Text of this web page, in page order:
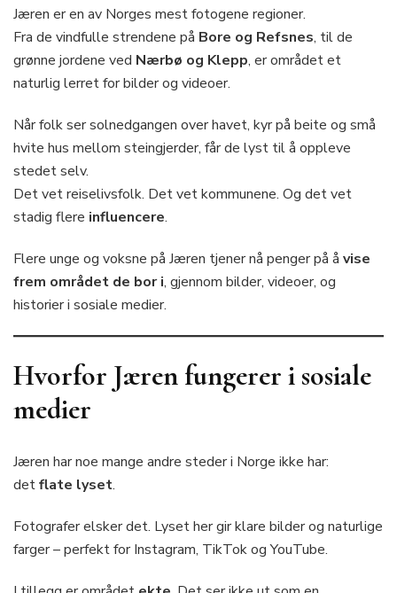
Jæren er en av Norges mest fotogene regioner.
Fra de vindfulle strendene på Bore og Refsnes, til de
grønne jordene ved Nærbø og Klepp, er området et
naturlig lerret for bilder og videoer.
Når folk ser solnedgangen over havet, kyr på beite og små
hvite hus mellom steingjerder, får de lyst til å oppleve
stedet selv.
Det vet reiselivsfolk. Det vet kommunene. Og det vet
stadig flere influencere.
Flere unge og voksne på Jæren tjener nå penger på å vise
frem området de bor i, gjennom bilder, videoer, og
historier i sosiale medier.
Hvorfor Jæren fungerer i sosiale
medier
Jæren har noe mange andre steder i Norge ikke har:
detflate lyset.
Fotografer elsker det. Lyset her gir klare bilder og naturlige
farger – perfekt for Instagram, TikTok og YouTube.